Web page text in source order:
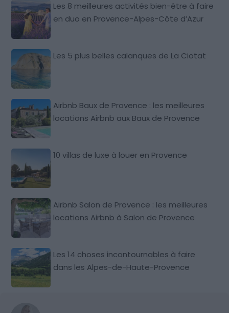
Les 8 meilleures activités bien-être à faire
en duo en Provence-Alpes-Côte d’Azur
Les 5 plus belles calanques de La Ciotat
Airbnb Baux de Provence : les meilleures
locations Airbnb aux Baux de Provence
10 villas de luxe à louer en Provence
Airbnb Salon de Provence : les meilleures
locations Airbnb à Salon de Provence
Les 14 choses incontournables à faire
dans les Alpes-de-Haute-Provence